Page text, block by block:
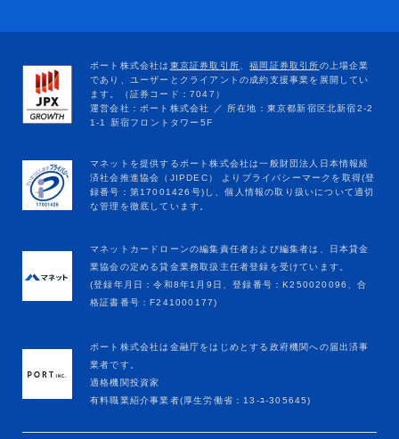
マネットカードローンの編集責任者および編集者は、日本貸金
業協会の定める貸金業務取扱主任者登録を受けています。
(登録年月日：令和8年1月9日、登録番号：K250020096、合
格証書番号：F241000177)
ポート株式会社は金融庁をはじめとする政府機関への届出済事
業者です。
適格機関投資家
有料職業紹介事業者(厚生労働省：13-ﾕ-305645)